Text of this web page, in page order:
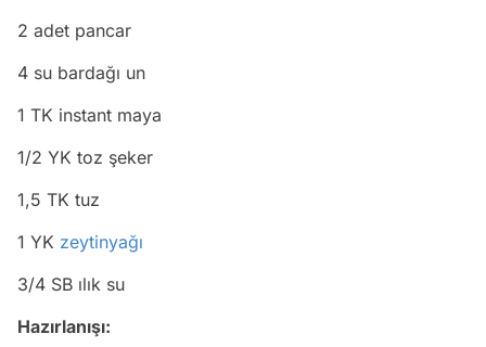
2 adet pancar
4 su bardağı un
1 TK instant maya
1/2 YK toz şeker
1,5 TK tuz
1 YK zeytinyağı
3/4 SB ılık su
Hazırlanışı: